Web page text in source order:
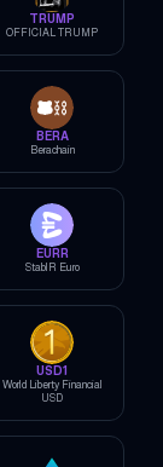
TRUMP
OFFICIAL TRUMP
BERA
Berachain
EURR
StablR Euro
USD1
World Liberty Financial
USD